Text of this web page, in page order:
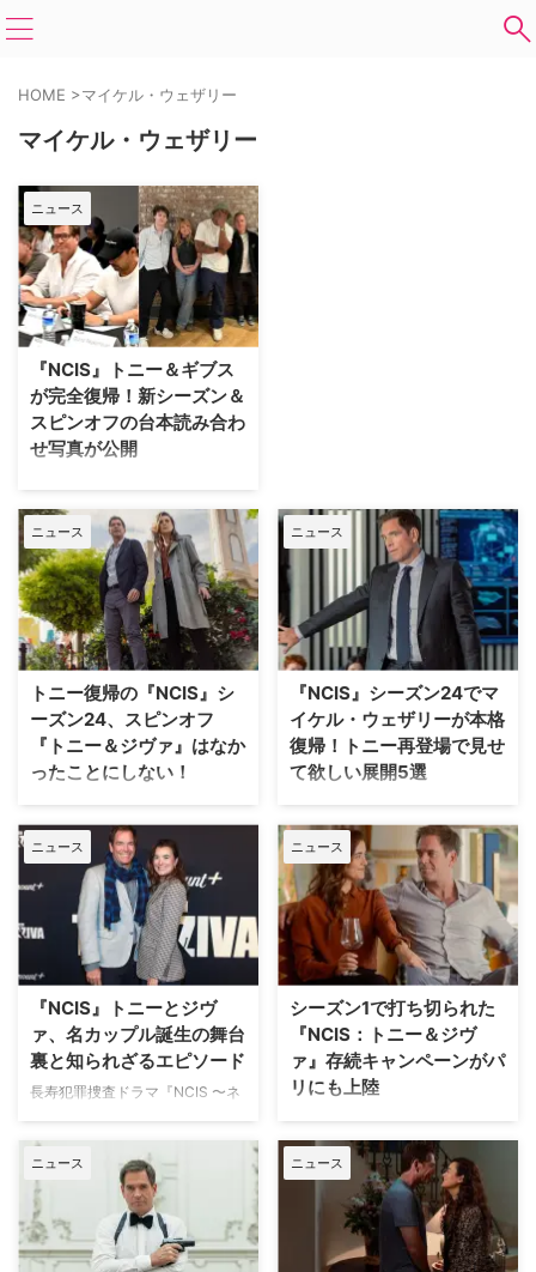
HOME >マイケル・ウェザリー
マイケル・ウェザリー
ニュース
『NCIS』トニー＆ギブス
が完全復帰！新シーズン＆
スピンオフの台本読み合わ
せ写真が公開
品、本家『NCIS 〜ネイビー犯罪
捜査班』、最新スピンオフ
『NCIS: New York（原題）』、
そして前日譚を描く『NCIS: オリ
ジンズ』を連続で放送するとい
う、前代未聞の贅沢な編成を敷
く。これに伴い、新シーズンに向
けて本格始動した3作品のキャス
ト陣の姿が公開された。 トニー
役マイケルが本家に本格復帰！豪
華レギュラー陣も集結 『NCIS』
台本読み合わせの様子や、スター
…
ニュース
トニー復帰の『NCIS』シ
ーズン24、スピンオフ
『トニー＆ジヴァ』はなか
ったことにしない！
『NCIS ～ネイビー犯罪捜査班』
のシーズン24への本格復帰が発
表され、世界中のファンを沸かせ
ているマイケル・ウェザリー。オ
リジナルキャストとして番組を牽
引してきた彼が、誰もが気になっ
ていた「ある懸念」について口を
開いた。それは、Paramount+
れたスピンオフ『NCIS:トニー＆
ジヴァ』での出来事は、本家復帰
にあたって“なかったこと”にされ
てしまうのではないか、という疑
ことにしない」 マイケルは7月11
日と12日の週末、イギリスで開催
されたC …
ニュース
『NCIS』シーズン24でマ
イケル・ウェザリーが本格
復帰！トニー再登場で見せ
て欲しい展開5選
『NCIS ～ネイビー犯罪捜査班』
のシーズン24にて、オリジナル
キャストであるトニー・ディノッ
ゾ役のマイケル・ウェザリーが、
かつてのチームと大々的な再会を
果たそうとしている。レギュラー
として出演したシーズン13の最
後で番組を降板したマイケル。そ
ッカラムと彼が演じた“ダッキ
ー”ことドナルド・マラード博士
への追悼エピソードとなったシー
ズン21にサプライズ復帰。さらに
ンオフ『NCIS: トニー＆ジヴァ』
で主演を務めた。現時点では、今
回の本家復帰が「シー …
ニュース
『NCIS』トニーとジヴ
ァ、名カップル誕生の舞台
裏と知られざるエピソード
長寿犯罪捜査ドラマ『NCIS 〜ネ
クターで、“ティヴァ”の愛称で親
しまれているトニー＆ジヴァ。そ
の名カップル誕生にまつわる知ら
れざるエピソードを、ショーラン
ナーが明かしている。 トニーと
ジヴァ、運命の始まり ポップカ
ニュース
シーズン1で打ち切られた
『NCIS：トニー＆ジヴ
ァ』存続キャンペーンがパ
リにも上陸
『NCIS ～ネイビー犯罪捜査
班』の人気カップル、アンソニ
ー・“トニー”・ディノッゾとジヴ
ァ・ダヴィードのその後を描いた
『NCIS：トニー＆ジヴァ』のシ
リーズ存続を求めるファンキャン
ペーン「Save Tony And Ziva」
ニュース ニュース